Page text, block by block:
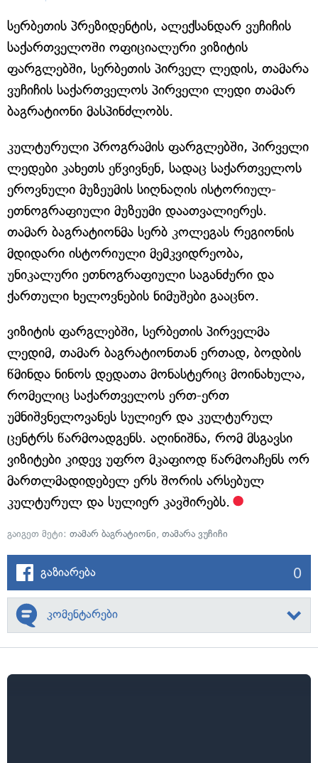
სერბეთის პრეზიდენტის, ალექსანდარ ვუჩიჩის
საქართველოში ოფიციალური ვიზიტის
ფარგლებში, სერბეთის პირველ ლედის, თამარა
ვუჩიჩის საქართველოს პირველი ლედი თამარ
ბაგრატიონი მასპინძლობს.
კულტურული პროგრამის ფარგლებში, პირველი
ლედები კახეთს ეწვივნენ, სადაც საქართველოს
ეროვნული მუზეუმის სიღნაღის ისტორიულ-
ეთნოგრაფიული მუზეუმი დაათვალიერეს.
თამარ ბაგრატიონმა სერბ კოლეგას რეგიონის
მდიდარი ისტორიული მემკვიდრეობა,
უნიკალური ეთნოგრაფიული საგანძური და
ქართული ხელოვნების ნიმუშები გააცნო.
ვიზიტის ფარგლებში, სერბეთის პირველმა
ლედიმ, თამარ ბაგრატიონთან ერთად, ბოდბის
წმინდა ნინოს დედათა მონასტერიც მოინახულა,
რომელიც საქართველოს ერთ-ერთ
უმნიშვნელოვანეს სულიერ და კულტურულ
ცენტრს წარმოადგენს. აღინიშნა, რომ მსგავსი
ვიზიტები კიდევ უფრო მკაფიოდ წარმოაჩენს ორ
მართლმადიდებელ ერს შორის არსებულ
კულტურულ და სულიერ კავშირებს.
გაიგეთ მეტი: თამარ ბაგრატიონი, თამარა ვუჩიჩი
გაზიარება 0
კომენტარები